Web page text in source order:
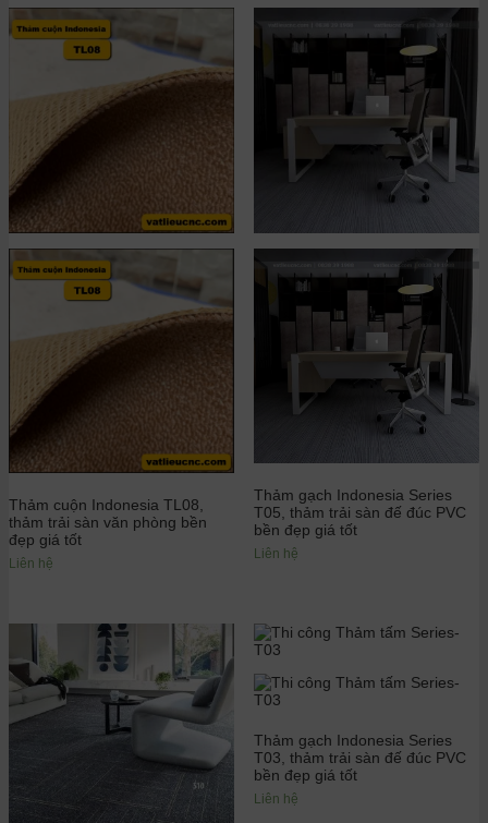
Thảm cuộn Indonesia TL08,
thảm trải sàn văn phòng bền
đẹp giá tốt
Liên hệ
Thảm gạch Indonesia Series
T05, thảm trải sàn đế đúc PVC
bền đẹp giá tốt
Liên hệ
Thảm gạch Indonesia Series
T03, thảm trải sàn đế đúc PVC
bền đẹp giá tốt
Liên hệ